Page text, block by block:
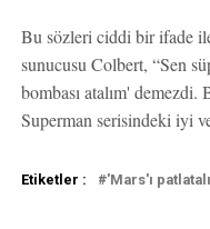
Bu sözleri ciddi bir ifade
sunucusu Colbert, “Sen
bombası atalım'
Superman serisindeki iyi
Etiketler : 'Mars'ı